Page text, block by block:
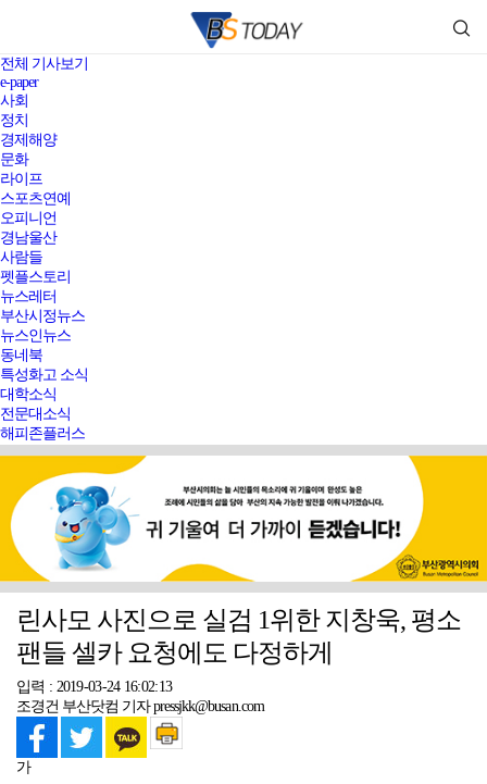
전체 기사보기
e-paper
사회
정치
경제해양
문화
라이프
스포츠연예
오피니언
경남울산
사람들
펫플스토리
뉴스레터
부산시정뉴스
뉴스인뉴스
동네북
특성화고 소식
대학소식
전문대소식
해피존플러스
린사모 사진으로 실검 1위한 지창욱, 평소
팬들 셀카 요청에도 다정하게
입력 : 2019-03-24 16:02:13
조경건 부산닷컴 기자 pressjkk@busan.com
가